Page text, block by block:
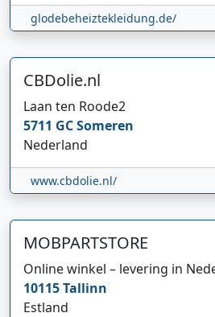
glodebeheiztekleidung.de/
CBDolie.nl
Laan ten Roode2
5711 GCSomeren
Nederland
www.cbdolie.nl/
MOBPARTSTORE
Online winkel – levering in
10115Tallinn
Estland